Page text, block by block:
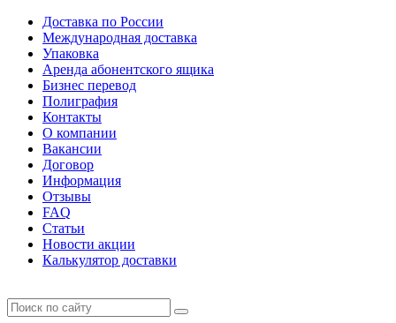
Доставка по России
Международная доставка
Упаковка
Аренда абонентского ящика
Бизнес перевод
Полиграфия
Контакты
О компании
Вакансии
Договор
Информация
Отзывы
FAQ
Статьи
Новости акции
Калькулятор доставки